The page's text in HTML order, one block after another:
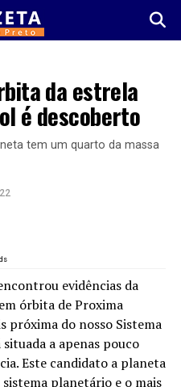
da estrela
é descoberto
tem um quarto da massa
evidências da
órbita de Proxima
próxima do nosso Sistema
a apenas pouco
Este candidato a planeta
planetário e o mais